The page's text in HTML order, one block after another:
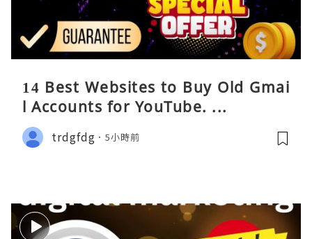
14 Best Websites to Buy Old Gmai
l Accounts for YouTube. ...
trdgfdg 5小時前